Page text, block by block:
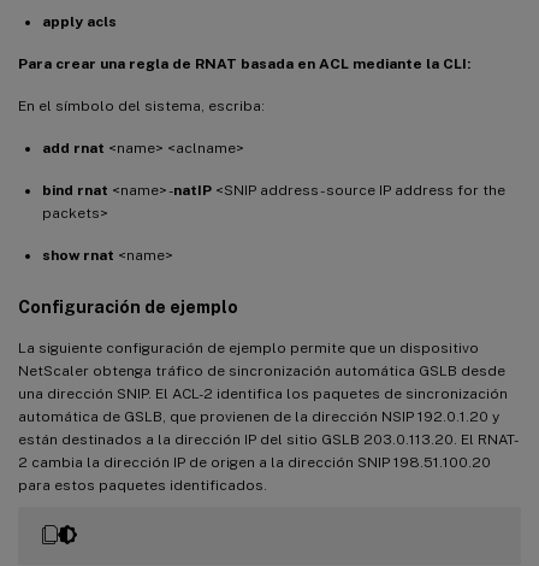
apply acls
Para crear una regla de RNAT basada en ACL mediante la CLI:
En el símbolo del sistema, escriba:
add rnat <name> <aclname>
bind rnat <name> -natIP <SNIP address - source IP address for the
packets>
show rnat <name>
Configuración de ejemplo
La siguiente configuración de ejemplo permite que un dispositivo
NetScaler obtenga tráfico de sincronización automática GSLB desde
una dirección SNIP. El ACL-2 identifica los paquetes de sincronización
automática de GSLB, que provienen de la dirección NSIP 192.0.1.20 y
están destinados a la dirección IP del sitio GSLB 203.0.113.20. El RNAT-
2 cambia la dirección IP de origen a la dirección SNIP 198.51.100.20
para estos paquetes identificados.